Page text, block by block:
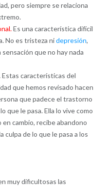
pero siempre se relaciona
Es una característica difícil
No es tristeza nidepresión,
que no hay nada
Estas características del
que hemos revisado hacen
que padece el trastorno
que le pasa. Ella lo vive como
cambio, recibe abandono
culpa de lo que le pasa a los
muy dificultosas las